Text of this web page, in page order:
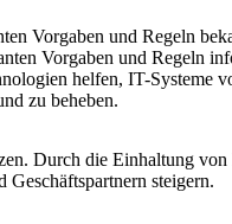
Vorgaben und Regeln
Vorgaben und Regeln
helfen, IT-Systeme
zu beheben.
Durch die Einhaltung
Geschäftspartnern steigern.